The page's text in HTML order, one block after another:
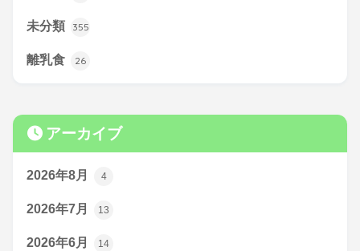
未分類 355
離乳食 26
アーカイブ
2026年8月 4
2026年7月 13
2026年6月 14